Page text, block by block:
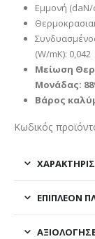
Εμμονή (daN/
(W/mK): 0,042
Μείωση
Μονάδας:
Βάρος
Κωδικός
ΕΠΙΠΛΈΟΝ